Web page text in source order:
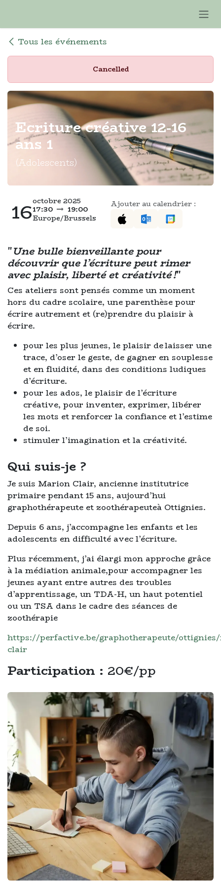
Tous les événements
Cancelled
Ecriture créative 12-16
ans 1
(Adolescents)
16octobre 2025
17:30
19:00
Europe/Brussels
Ajouter au calendrier :
"Une bulle bienveillante pour
découvrir que l’écriture peut rimer
avec plaisir, liberté et créativité !"
Ces ateliers sont pensés comme un moment
hors du cadre scolaire, une parenthèse pour
écrire autrement et (re)prendre du plaisir à
écrire.
pour les plus jeunes, le plaisir de laisser une
trace, d’oser le geste, de gagner en souplesse
et en fluidité, dans des conditions ludiques
d’écriture.
pour les ados, le plaisir de l’écriture
créative, pour inventer, exprimer, libérer
les mots et renforcer la confiance et l’estime
de soi.
stimuler l’imagination et la créativité.
Qui suis-je ?
Je suis Marion Clair, ancienne institutrice
primaire pendant 15 ans, aujourd’hui
graphothérapeute et zoothérapeuteà Ottignies.
Depuis 6 ans, j’accompagne les enfants et les
adolescents en difficulté avec l’écriture.
Plus récemment, j’ai élargi mon approche grâce
à la médiation animale,pour accompagner les
jeunes ayant entre autres des troubles
d’apprentissage, un TDA-H, un haut potentiel
ou un TSA dans le cadre des séances de
zoothérapie
https://perfactive.be/graphotherapeute/
clair
Participation : 20€/pp